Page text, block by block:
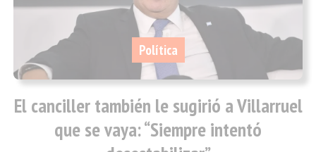
El canciller también le sugirió a Villarruel
que se vaya: “Siempre intentó
Política